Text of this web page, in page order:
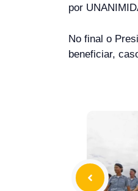
por
No final o
beneficiar,